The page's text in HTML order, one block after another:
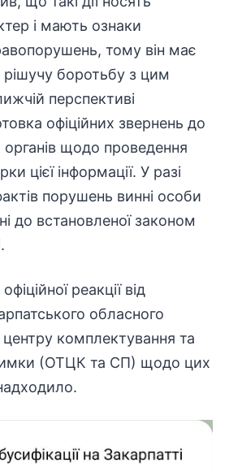
і мають ознаки
тому він має
рішучу боротьбу з цим
перспективі
офіційних звернень до
органів щодо проведення
цієї інформації. У разі
порушень винні особи
до встановленої законом
реакції від
обласного
центру комплектування та
(ОТЦК та СП) щодо цих